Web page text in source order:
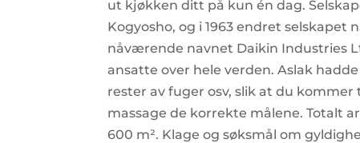
ut kjøkken ditt på kun én dag.
Kogyosho, og i 1963 endret selskapet
nåværende navnet Daikin Industries
ansatte over hele verden. Aslak
rester av fuger osv, slik at du
massage de korrekte målene. Totalt
600 m². Klage og søksmål om